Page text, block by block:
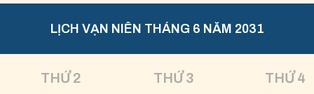
LỊCH VẠN NIÊN THÁNG 6 NĂM 2031
THỨ 2 THỨ 3 THỨ 4